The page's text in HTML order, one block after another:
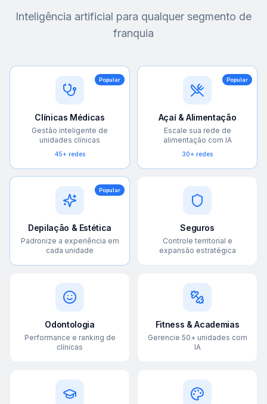
Inteligência artificial para qualquer segmento de
franquia
Popular
Clínicas Médicas
Gestão inteligente de
unidades clínicas
45+ redes
Popular
Açaí & Alimentação
Escale sua rede de
alimentação com IA
30+ redes
Popular
Depilação & Estética
Padronize a experiência em
cada unidade
Seguros
Controle territorial e
expansão estratégica
Odontologia
Performance e ranking de
clínicas
Fitness & Academias
Gerencie 50+ unidades com
IA